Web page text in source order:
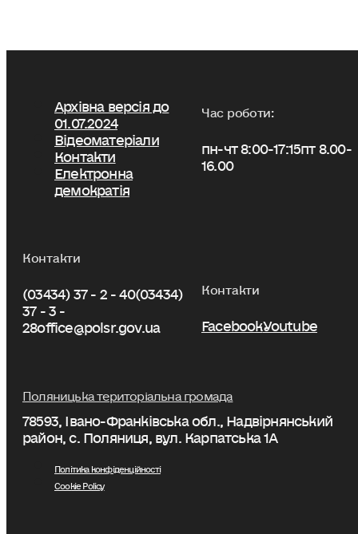
Архівна версія до
01.07.2024
Відеоматеріали
Контакти
Електронна
демократія
Час роботи:
пн-чт 8:00-17:15пт 8.00-
16.00
Контакти
(03434) 37 - 2 - 40(03434)
37 - 3 -
28office@polsr.gov.ua
Контакти
FacebookYoutube
Поляницька територіальна громада
78593, Івано-Франківська обл., Надвірнянський
район, с. Поляниця, вул. Карпатська 1А
Політика конфіденційності
Cookie Policy